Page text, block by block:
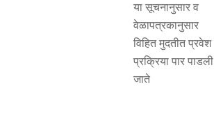
या सूचनानुसार व
वेळापत्रकानुसार
विहित मुदतीत प्रवेश
प्रक्रिया पार पाडली
जाते